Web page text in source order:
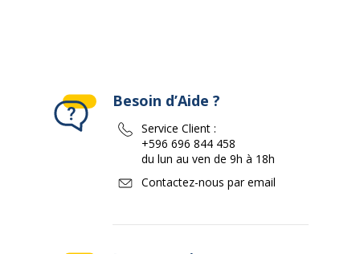
Besoin d’Aide ?
Service Client :
+596 696 844 458
du lun au ven de 9h à 18h
Contactez-nous par email